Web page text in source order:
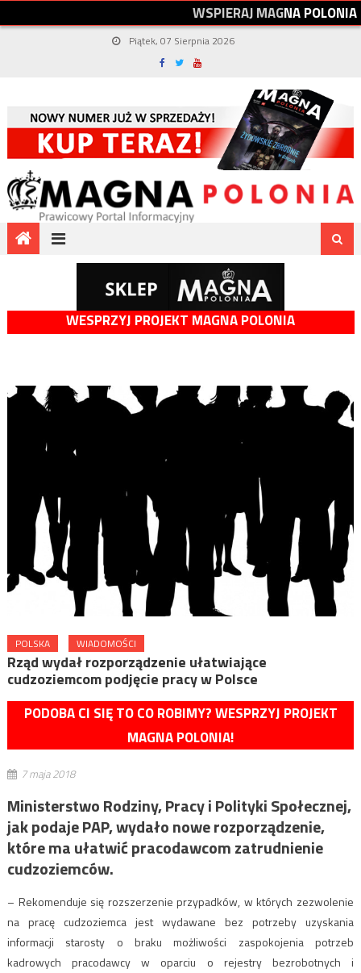
WSPIERAJMAGNAPOLONIA
Piątek, 07 Sierpnia 2026
WESPRZYJ PROJEKT MAGNA POLONIA
POLSKA WIADOMOŚCI
Rząd wydał rozporządzenie ułatwiające
cudzoziemcom podjęcie pracy w Polsce
PODOBA CI SIĘ TO CO ROBIMY? WESPRZYJ PROJEKT
MAGNA POLONIA!
7 maja 2018
Ministerstwo Rodziny, Pracy i Polityki Społecznej,
jak podaje PAP, wydało nowe rozporządzenie,
które ma ułatwić pracodawcom zatrudnienie
cudzoziemców.
– Rekomenduje się rozszerzenie przypadków, w których zezwolenie
na pracę cudzoziemca jest wydawane bez potrzeby uzyskania
informacji starosty o braku możliwości zaspokojenia potrzeb
kadrowych pracodawcy w oparciu o rejestry bezrobotnych i